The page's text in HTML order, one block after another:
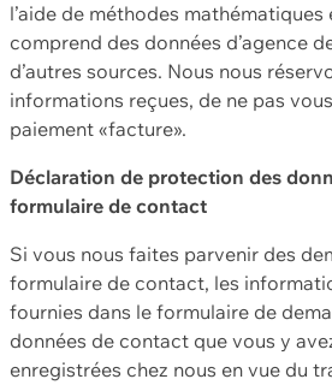
l’aide de méthodes
comprend des données d’agence
d’autres sources. Nous nous
informations reçues, de ne pas
paiement «facture».
Déclaration de protection des
formulaire de contact
Si vous nous faites parvenir des
formulaire de contact, les
fournies dans le formulaire de
données de contact que vous y
enregistrées chez nous en vue du